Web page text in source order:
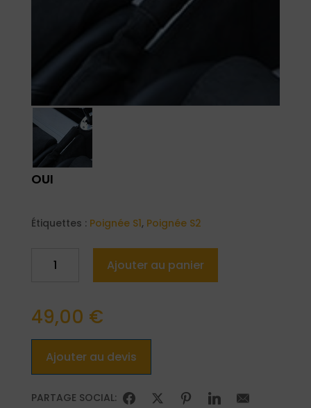
OUI
49,00 €
Ajouter au panier
Ajouter au devis
Étiquettes : Poignée S1, Poignée S2
PARTAGE SOCIAL: